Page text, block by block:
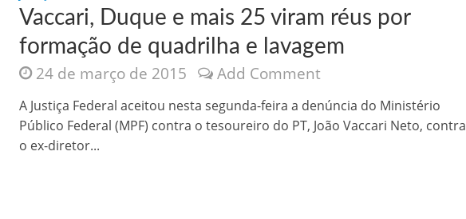
Jesus Sociedade Anônima, Como usam o nome de Jesus para ganhar dinheiro
Vaccari, Duque e mais 25 viram réus por
formação de quadrilha e lavagem
24 de março de 2015 Add Comment
A Justiça Federal aceitou nesta segunda-feira a denúncia do Ministério
Público Federal (MPF) contra o tesoureiro do PT, João Vaccari Neto, contra
o ex-diretor...